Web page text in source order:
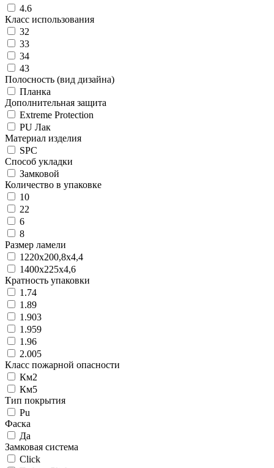
4.6
Класс использования
32
33
34
43
Полосность (вид дизайна)
Планка
Дополнительная защита
Extreme Protection
PU Лак
Материал изделия
SPC
Способ укладки
Замковой
Количество в упаковке
10
22
6
8
Размер ламели
1220х200,8х4,4
1400х225х4,6
Кратность упаковки
1.74
1.89
1.903
1.959
1.96
2.005
Класс пожарной опасности
Км2
Км5
Тип покрытия
Pu
Фаска
Да
Замковая система
Click